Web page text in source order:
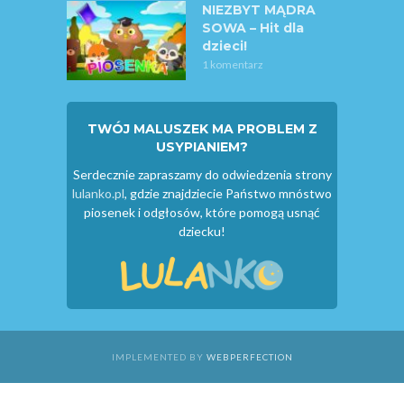
NIEZBYT MĄDRA
SOWA – Hit dla
dzieci!
1 komentarz
TWÓJ MALUSZEK MA PROBLEM Z
USYPIANIEM?
Serdecznie zapraszamy do odwiedzenia strony
lulanko.pl, gdzie znajdziecie Państwo mnóstwo
piosenek i odgłosów, które pomogą usnąć
dziecku!
IMPLEMENTED BY WEBPERFECTION